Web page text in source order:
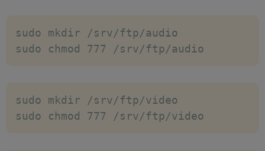
sudo mkdir /srv/ftp/audio
sudo chmod 777 /srv/ftp/audio
sudo mkdir /srv/ftp/video
sudo chmod 777 /srv/ftp/video